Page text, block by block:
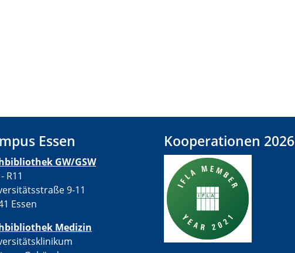
Essen
GW/GSW
R11
9-11
Essen
Medizin
Kooperationen 2026